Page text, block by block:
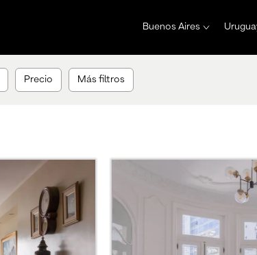
Buenos Aires
Precio Más filtros